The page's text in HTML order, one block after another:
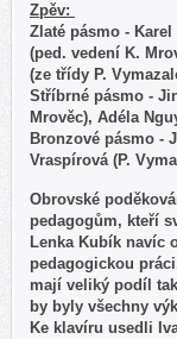
Zpěv:
Zlaté pásmo -
(ped. vedení K.
(ze třídy P.
Stříbrné pásmo -
Mrověc), Adéla
Bronzové pásmo -
Vraspírová (P.
Obrovské
pedagogům, kteří
Lenka Kubík navíc
pedagogickou
mají veliký podíl
by byly všechny
Ke klavíru usedli